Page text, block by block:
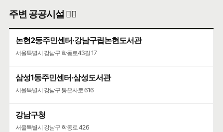
주변 공공시설 👨‍✈️
논현2동주민센터·강남구립논현도서관
서울특별시 강남구 학동로43길 17
삼성1동주민센터·삼성도서관
서울특별시 강남구 봉은사로 616
강남구청
서울특별시 강남구 학동로 426